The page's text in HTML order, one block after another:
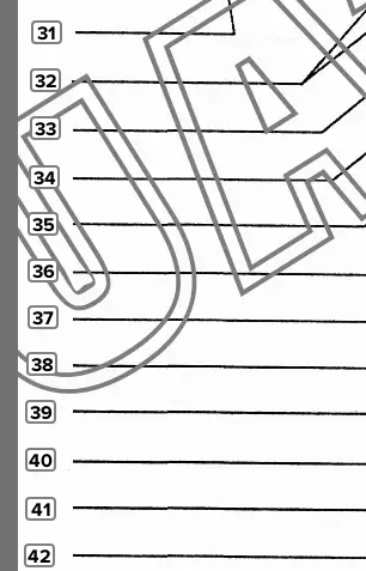
31
32
33
34
35
36
37
38
39
40
41
42